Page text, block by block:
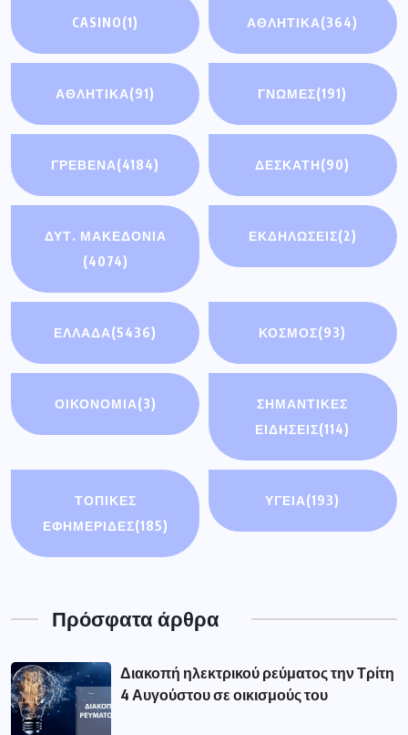
CASINO(1) ΑΘΛΗΤΙΚΑ(364)
ΑΘΛΗΤΙΚΆ(91) ΓΝΩΜΕΣ(191)
ΓΡΕΒΕΝΑ(4184) ΔΕΣΚΑΤΗ(90)
ΔΥΤ. ΜΑΚΕΔΟΝΙΑ
(4074)
ΕΚΔΗΛΩΣΕΙΣ(2)
ΕΛΛΑΔΑ(5436) ΚΟΣΜΟΣ(93)
ΟΙΚΟΝΟΜΊΑ(3)
ΣΗΜΑΝΤΙΚΈΣ
ΕΙΔΉΣΕΙΣ(114)
ΤΟΠΙΚΕΣ
ΕΦΗΜΕΡΙΔΕΣ(185)
ΥΓΕΙΑ(193)
Πρόσφατα άρθρα
Διακοπή ηλεκτρικού ρεύματος την Τρίτη
4 Αυγούστου σε οικισμούς του